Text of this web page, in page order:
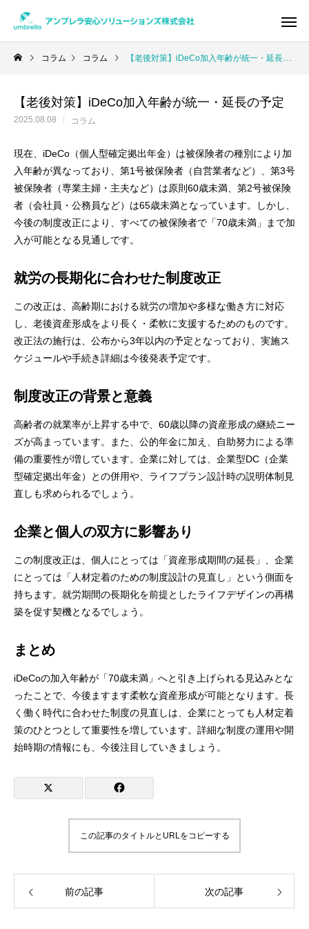
Warning
コラム コラム 【老後対策】iDeCo加入年齢が統一・延長の予定
【老後対策】iDeCo加入年齢が統一・延長の予定
2025.08.08 コラム
現在、iDeCo（個人型確定拠出年金）は被保険者の種別により加
入年齢が異なっており、第1号被保険者（自営業者など）、第3号
被保険者（専業主婦・主夫など）は原則60歳未満、第2号被保険
者（会社員・公務員など）は65歳未満となっています。しかし、
今後の制度改正により、すべての被保険者で「70歳未満」まで加
入が可能となる見通しです。
就労の長期化に合わせた制度改正
この改正は、高齢期における就労の増加や多様な働き方に対応
し、老後資産形成をより長く・柔軟に支援するためのものです。
改正法の施行は、公布から3年以内の予定となっており、実施ス
ケジュールや手続き詳細は今後発表予定です。
制度改正の背景と意義
高齢者の就業率が上昇する中で、60歳以降の資産形成の継続ニー
ズが高まっています。また、公的年金に加え、自助努力による準
備の重要性が増しています。企業に対しては、企業型DC（企業
型確定拠出年金）との併用や、ライフプラン設計時の説明体制見
直しも求められるでしょう。
企業と個人の双方に影響あり
この制度改正は、個人にとっては「資産形成期間の延長」、企業
にとっては「人材定着のための制度設計の見直し」という側面を
持ちます。就労期間の長期化を前提としたライフデザインの再構
築を促す契機となるでしょう。
まとめ
iDeCoの加入年齢が「70歳未満」へと引き上げられる見込みとな
ったことで、今後ますます柔軟な資産形成が可能となります。長
く働く時代に合わせた制度の見直しは、企業にとっても人材定着
策のひとつとして重要性を増しています。詳細な制度の運用や開
始時期の情報にも、今後注目していきましょう。
この記事のタイトルとURLをコピーする
前の記事 次の記事